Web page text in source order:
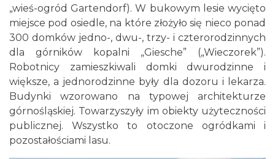
„wieś-ogród Gartendorf). W bukowym lesie wycięto
miejsce pod osiedle, na które złożyło się nieco ponad
300 domków jedno-, dwu-, trzy- i czterorodzinnych
dla górników kopalni „Giesche” („Wieczorek”).
Robotnicy zamieszkiwali domki dwurodzinne i
większe, a jednorodzinne były dla dozoru i lekarza.
Budynki wzorowano na typowej architekturze
górnośląskiej. Towarzyszyły im obiekty użyteczności
publicznej. Wszystko to otoczone ogródkami i
pozostałościami lasu.